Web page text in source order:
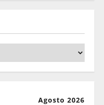
Agosto 2026